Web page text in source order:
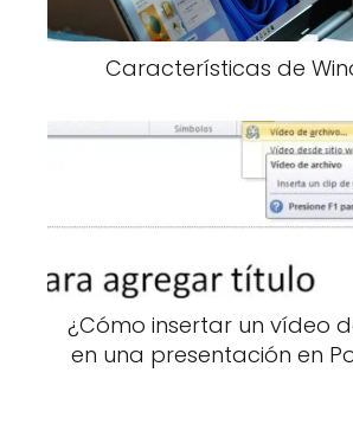
Características de
¿Cómo insertar un vídeo
en una presentación en